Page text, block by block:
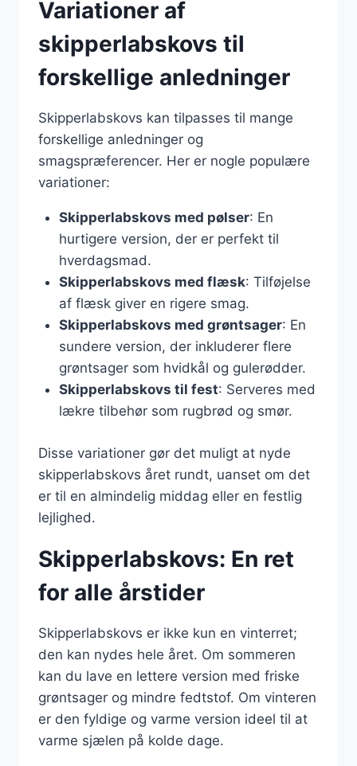
Variationer af
skipperlabskovs til
forskellige anledninger
Skipperlabskovs kan tilpasses til mange
forskellige anledninger og
smagspræferencer. Her er nogle populære
variationer:
Skipperlabskovs med pølser: En
hurtigere version, der er perfekt til
hverdagsmad.
Skipperlabskovs med flæsk: Tilføjelse
af flæsk giver en rigere smag.
Skipperlabskovs med grøntsager: En
sundere version, der inkluderer flere
grøntsager som hvidkål og gulerødder.
Skipperlabskovs til fest: Serveres med
lækre tilbehør som rugbrød og smør.
Disse variationer gør det muligt at nyde
skipperlabskovs året rundt, uanset om det
er til en almindelig middag eller en festlig
lejlighed.
Skipperlabskovs: En ret
for alle årstider
Skipperlabskovs er ikke kun en vinterret;
den kan nydes hele året. Om sommeren
kan du lave en lettere version med friske
grøntsager og mindre fedtstof. Om vinteren
er den fyldige og varme version ideel til at
varme sjælen på kolde dage.